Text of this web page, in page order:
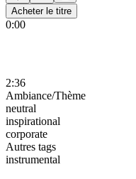
Acheter le titre
0:00
2:36
Ambiance/Thème
neutral
inspirational
corporate
Autres tags
instrumental